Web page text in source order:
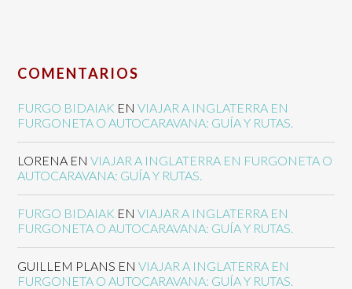
COMENTARIOS
FURGO BIDAIAK ENVIAJAR A INGLATERRA EN
FURGONETA O AUTOCARAVANA: GUÍA Y RUTAS.
LORENA ENVIAJAR A INGLATERRA EN FURGONETA O
AUTOCARAVANA: GUÍA Y RUTAS.
FURGO BIDAIAK ENVIAJAR A INGLATERRA EN
FURGONETA O AUTOCARAVANA: GUÍA Y RUTAS.
GUILLEM PLANS ENVIAJAR A INGLATERRA EN
FURGONETA O AUTOCARAVANA: GUÍA Y RUTAS.